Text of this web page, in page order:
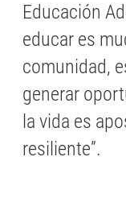
Educación
educar es
comunidad,
generar
la vida es
resiliente”.